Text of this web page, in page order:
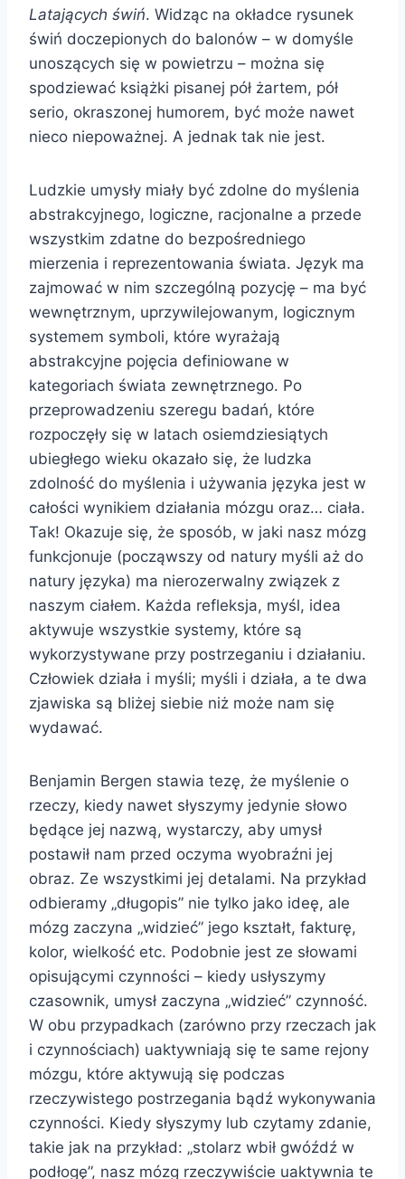
Latających świń. Widząc na okładce rysunek
świń doczepionych do balonów – w domyśle
unoszących się w powietrzu – można się
spodziewać książki pisanej pół żartem, pół
serio, okraszonej humorem, być może nawet
nieco niepoważnej. A jednak tak nie jest.
Ludzkie umysły miały być zdolne do myślenia
abstrakcyjnego, logiczne, racjonalne a przede
wszystkim zdatne do bezpośredniego
mierzenia i reprezentowania świata. Język ma
zajmować w nim szczególną pozycję – ma być
wewnętrznym, uprzywilejowanym, logicznym
systemem symboli, które wyrażają
abstrakcyjne pojęcia definiowane w
kategoriach świata zewnętrznego. Po
przeprowadzeniu szeregu badań, które
rozpoczęły się w latach osiemdziesiątych
ubiegłego wieku okazało się, że ludzka
zdolność do myślenia i używania języka jest w
całości wynikiem działania mózgu oraz… ciała.
Tak! Okazuje się, że sposób, w jaki nasz mózg
funkcjonuje (począwszy od natury myśli aż do
natury języka) ma nierozerwalny związek z
naszym ciałem. Każda refleksja, myśl, idea
aktywuje wszystkie systemy, które są
wykorzystywane przy postrzeganiu i działaniu.
Człowiek działa i myśli; myśli i działa, a te dwa
zjawiska są bliżej siebie niż może nam się
wydawać.
Benjamin Bergen stawia tezę, że myślenie o
rzeczy, kiedy nawet słyszymy jedynie słowo
będące jej nazwą, wystarczy, aby umysł
postawił nam przed oczyma wyobraźni jej
obraz. Ze wszystkimi jej detalami. Na przykład
odbieramy „długopis” nie tylko jako ideę, ale
mózg zaczyna „widzieć” jego kształt, fakturę,
kolor, wielkość etc. Podobnie jest ze słowami
opisującymi czynności – kiedy usłyszymy
czasownik, umysł zaczyna „widzieć” czynność.
W obu przypadkach (zarówno przy rzeczach jak
i czynnościach) uaktywniają się te same rejony
mózgu, które aktywują się podczas
rzeczywistego postrzegania bądź wykonywania
czynności. Kiedy słyszymy lub czytamy zdanie,
takie jak na przykład: „stolarz wbił gwóźdź w
podłogę”, nasz mózg rzeczywiście uaktywnia te